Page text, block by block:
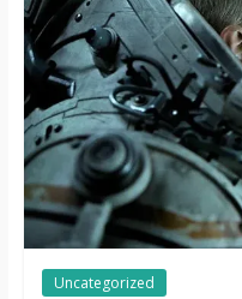
Uncategorized